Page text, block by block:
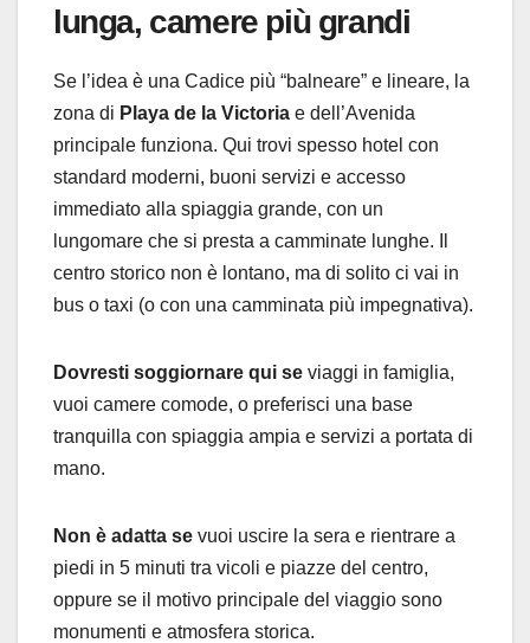
lunga, camere più grandi
Se l’idea è una Cadice più “balneare” e lineare, la
zona di Playa de la Victoria e dell’Avenida
principale funziona. Qui trovi spesso hotel con
standard moderni, buoni servizi e accesso
immediato alla spiaggia grande, con un
lungomare che si presta a camminate lunghe. Il
centro storico non è lontano, ma di solito ci vai in
bus o taxi (o con una camminata più impegnativa).
Dovresti soggiornare qui se viaggi in famiglia,
vuoi camere comode, o preferisci una base
tranquilla con spiaggia ampia e servizi a portata di
mano.
Non è adatta se vuoi uscire la sera e rientrare a
piedi in 5 minuti tra vicoli e piazze del centro,
oppure se il motivo principale del viaggio sono
monumenti e atmosfera storica.